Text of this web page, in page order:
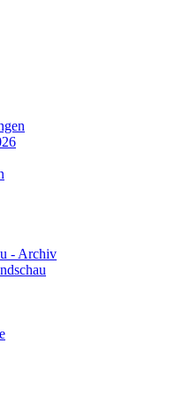
- Archiv